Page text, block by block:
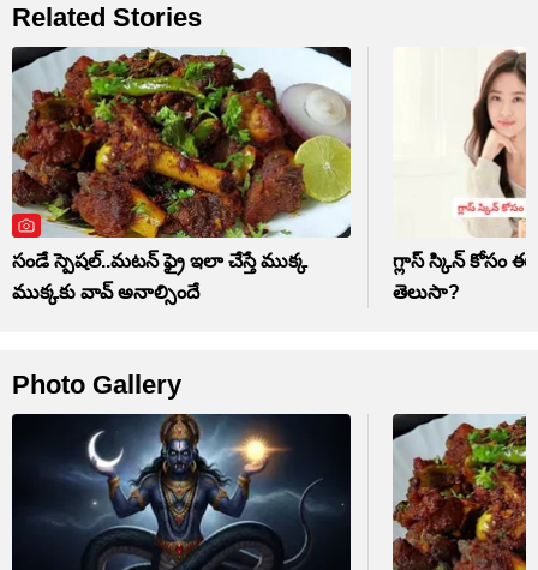
Related Stories
సండే స్పెషల్..మటన్ ఫ్రై ఇలా చేస్తే ముక్క
ముక్కకు వావ్ అనాల్సిందే
గ్లాస్ స్కిన్ కోసం ఈ
తెలుసా?
Photo Gallery